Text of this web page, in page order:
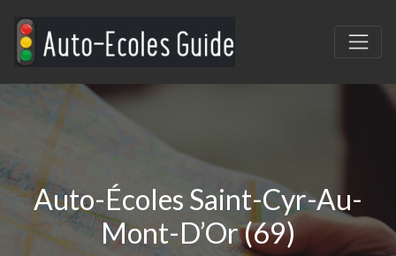
Auto-Écoles Saint-Cyr-Au-
Mont-D’Or (69)